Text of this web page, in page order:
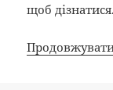
щоб дізнатися.